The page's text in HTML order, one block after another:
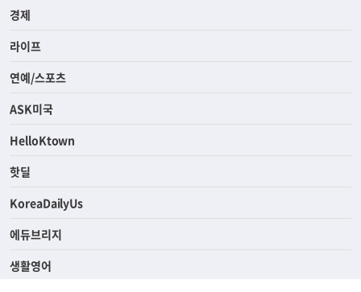
경제
라이프
연예/스포츠
ASK미국
HelloKtown
핫딜
KoreaDailyUs
에듀브리지
생활영어